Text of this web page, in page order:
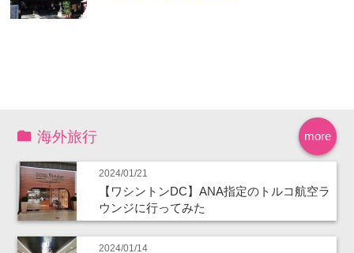
more
海外旅行
2024/01/21
【ワシントンDC】ANA指定のトルコ航空ラ
ウンジに行ってみた
2024/01/14